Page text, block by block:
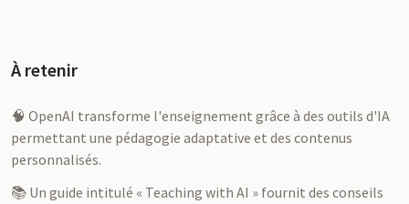
À retenir
🧠 OpenAI transforme l'enseignement grâce à des outils d'IA
permettant une pédagogie adaptative et des contenus
personnalisés.
📚 Un guide intitulé « Teaching with AI » fournit des conseils